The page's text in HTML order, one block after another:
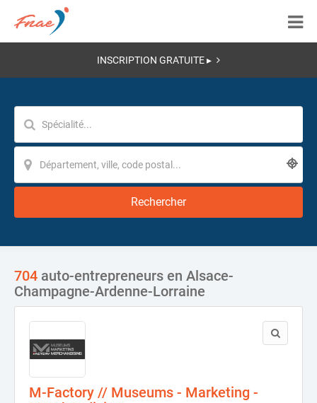
INSCRIPTION GRATUITE ▸
Rechercher
704 auto-entrepreneurs en Alsace-
Champagne-Ardenne-Lorraine
M-Factory // Museums - Marketing -